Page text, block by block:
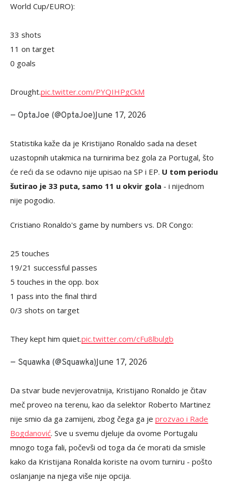
World Cup/EURO):
33 shots
11 on target
0 goals
Drought.pic.twitter.com/PYQIHPgCkM
— OptaJoe (@OptaJoe)June 17, 2026
Statistika kaže da je Kristijano Ronaldo sada na deset
uzastopnih utakmica na turnirima bez gola za Portugal, što
će reći da se odavno nije upisao na SP i EP. U tom periodu
šutirao je 33 puta, samo 11 u okvir gola - i nijednom
nije pogodio.
Cristiano Ronaldo's game by numbers vs. DR Congo:
25 touches
19/21 successful passes
5 touches in the opp. box
1 pass into the final third
0/3 shots on target
They kept him quiet.pic.twitter.com/cFu8lbulgb
— Squawka (@Squawka)June 17, 2026
Da stvar bude nevjerovatnija, Kristijano Ronaldo je čitav
meč proveo na terenu, kao da selektor Roberto Martinez
nije smio da ga zamijeni, zbog čega ga je prozvao i Rade
Bogdanović. Sve u svemu djeluje da ovome Portugalu
mnogo toga fali, počevši od toga da će morati da smisle
kako da Kristijana Ronalda koriste na ovom turniru - pošto
oslanjanje na njega više nije opcija.